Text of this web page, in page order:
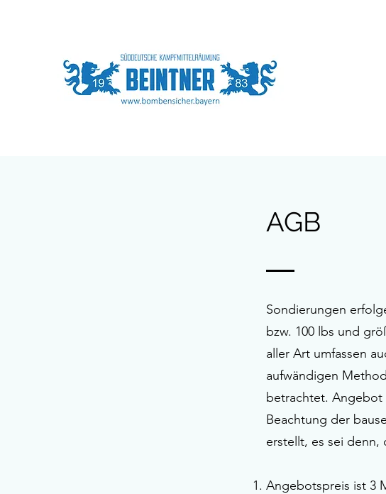
AGB
Sondierungen
bzw. 100 lbs und
aller Art umfassen
aufwändigen
betrachtet.
Beachtung der
erstellt, es sei denn,
Angebotspreis ist 3